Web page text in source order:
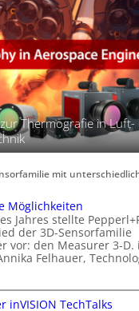
Thermografie in
mit
Möglichkeiten
Jahres stellte
der 3D-Sensorfamilie
vor: den Measurer 3-D.
Felhauer,
inVISION TechTalks